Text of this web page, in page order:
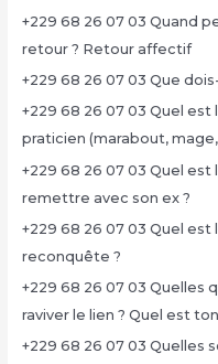
+229 68 26 07 03 Quand
retour ? Retour affectif
+229 68 26 07 03 Que
+229 68 26 07 03 Quel est
praticien (marabout,
+229 68 26 07 03 Quel
remettre avec son ex ?
+229 68 26 07 03 Quel
reconquête ?
+229 68 26 07 03 Quelles
raviver le lien ? Quel est
+229 68 26 07 03 Quelles